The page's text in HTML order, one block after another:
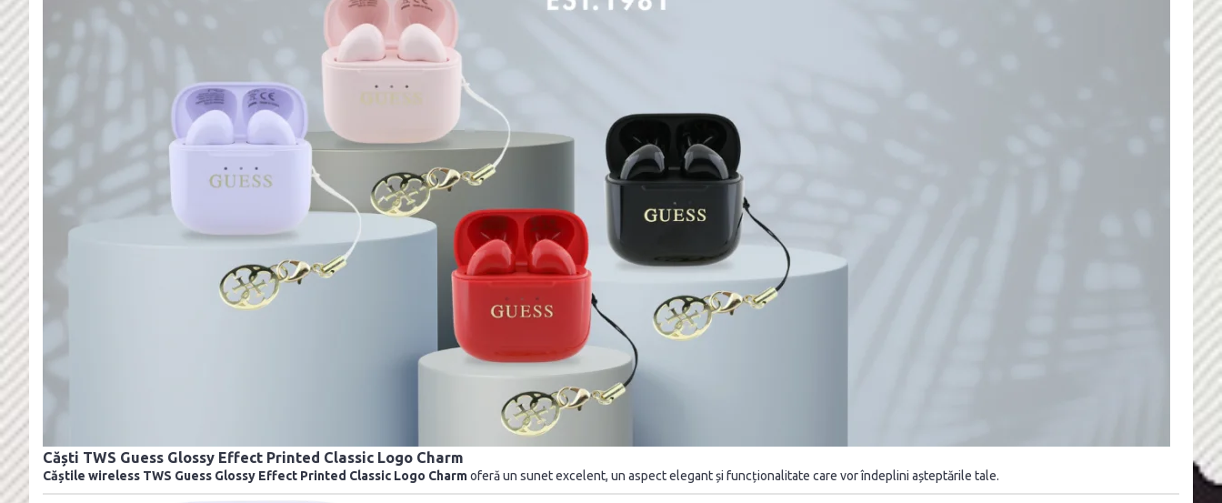
Căști TWS Guess Glossy Effect Printed Classic Logo Charm
Căștile wireless TWS Guess Glossy Effect Printed Classic Logo Charmoferă un sunet excelent, un aspect elegant și funcționalitate care vor îndeplini așteptările tale.